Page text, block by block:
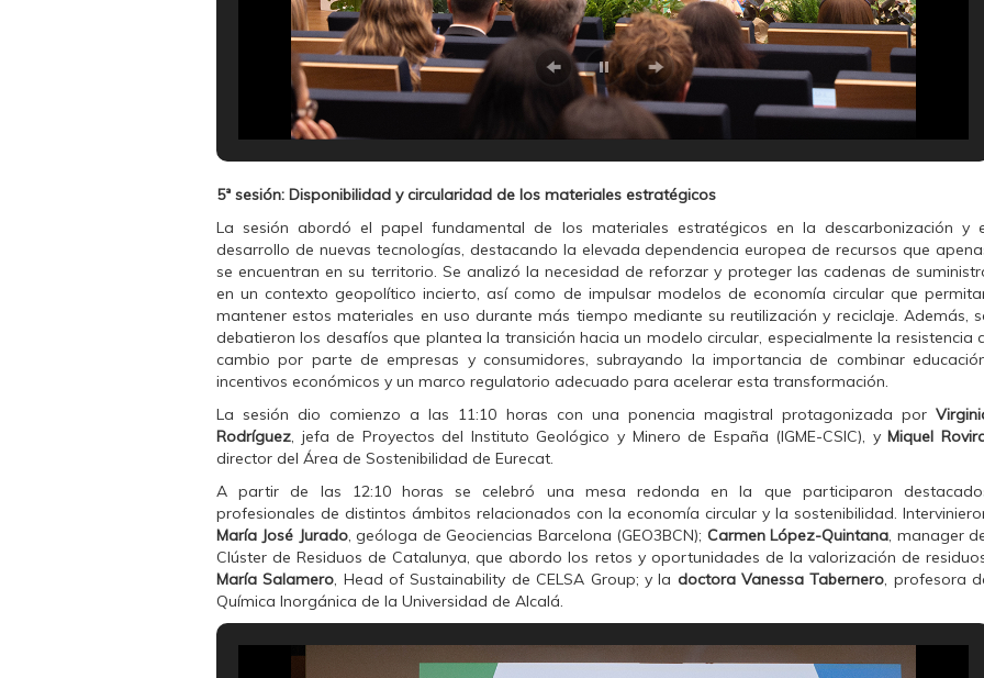
5ª sesión: Disponibilidad y circularidad de los materiales estratégicos
La sesión abordó el papel fundamental de los materiales estratégicos en la descarbonización y
desarrollo de nuevas tecnologías, destacando la elevada dependencia europea de recursos que
se encuentran en su territorio. Se analizó la necesidad de reforzar y proteger las cadenas de
en un contexto geopolítico incierto, así como de impulsar modelos de economía circular que
mantener estos materiales en uso durante más tiempo mediante su reutilización y reciclaje. Además,
debatieron los desafíos que plantea la transición hacia un modelo circular, especialmente la resistencia
cambio por parte de empresas y consumidores, subrayando la importancia de combinar
incentivos económicos y un marco regulatorio adecuado para acelerar esta transformación.
La sesión dio comienzo a las 11:10 horas con una ponencia magistral protagonizada por
Rodríguez , jefa de Proyectos del Instituto Geológico y Minero de España (IGME-CSIC), yMiquel
director del Área de Sostenibilidad de Eurecat.
A partir de las 12:10 horas se celebró una mesa redonda en la que participaron
profesionales de distintos ámbitos relacionados con la economía circular y la sostenibilidad.
María José Jurado, geóloga de Geociencias Barcelona (GEO3BCN); Carmen López-Quintana , manager
Clúster de Residuos de Catalunya, que abordo los retos y oportunidades de la valorización de
María Salamero , Head of Sustainability de CELSA Group; y la doctora Vanessa Tabernero , profesora
Química Inorgánica de la Universidad de Alcalá.